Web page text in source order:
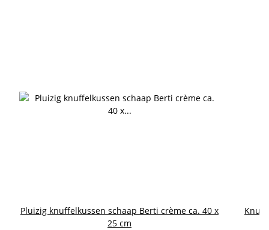
Pluizig knuffelkussen schaap Berti crème ca. 40 x
25 cm